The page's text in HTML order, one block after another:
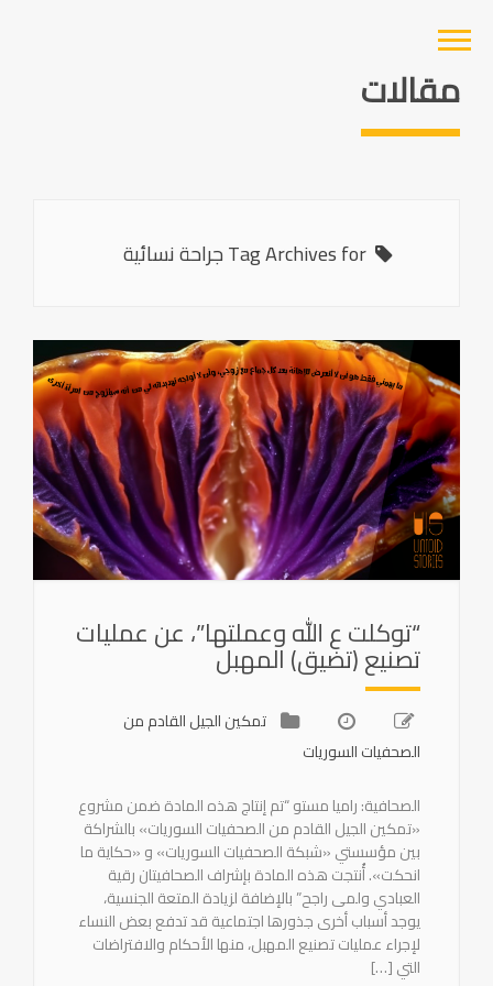
مقالات
“توكلت ع الله وعملتها”، عن عمليات
تصنيع (تضيق) المهبل
تمكين الجيل القادم من
الصحفيات السوريات
الصحافية: راميا مستو “تم إنتاج هذه المادة ضمن مشروع
«تمكين الجيل القادم من الصحفيات السوريات» بالشراكة
بين مؤسستي «شبكة الصحفيات السوريات» و «حكاية ما
انحكت». أُنتجت هذه المادة بإشراف الصحافيتان رقية
العبادي ولمى راجح” بالإضافة لزيادة المتعة الجنسية،
يوجد أسباب أخرى جذورها اجتماعية قد تدفع بعض النساء
لإجراء عمليات تصنيع المهبل، منها الأحكام والافتراضات
التي […]